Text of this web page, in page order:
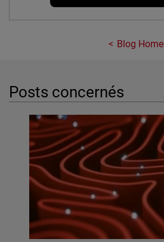
Blog Home
Posts concernés